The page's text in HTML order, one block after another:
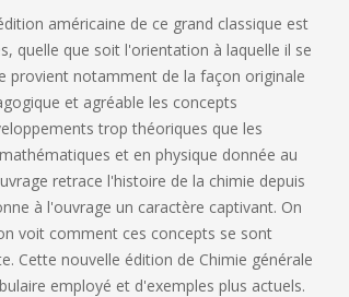
américaine de ce grand classique est
quelle que soit l'orientation à laquelle il se
provient notamment de la façon originale
et agréable les concepts
trop théoriques que les
et en physique donnée au
retrace l'histoire de la chimie depuis
à l'ouvrage un caractère captivant. On
voit comment ces concepts se sont
Cette nouvelle édition de Chimie générale
employé et d'exemples plus actuels.